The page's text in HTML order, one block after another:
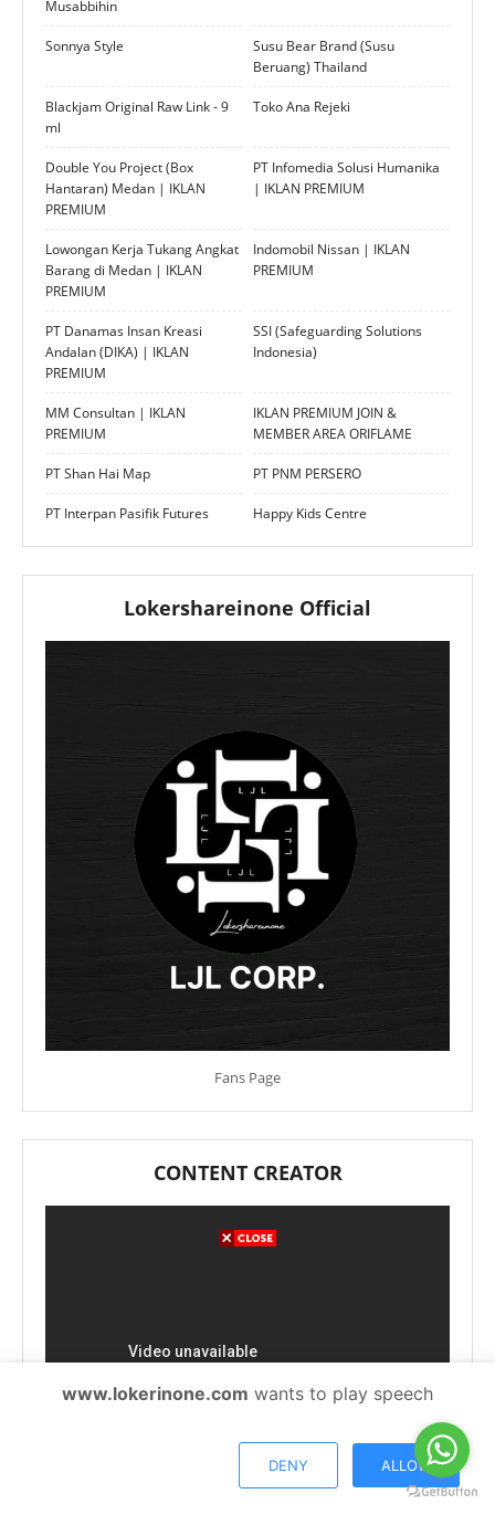
Musabbihin
Sonnya Style
Susu Bear Brand (Susu
Beruang) Thailand
Blackjam Original Raw Link - 9
ml
Toko Ana Rejeki
Double You Project (Box
Hantaran) Medan | IKLAN
PREMIUM
PT Infomedia Solusi Humanika
| IKLAN PREMIUM
Lowongan Kerja Tukang Angkat
Barang di Medan | IKLAN
PREMIUM
Indomobil Nissan | IKLAN
PREMIUM
PT Danamas Insan Kreasi
Andalan (DIKA) | IKLAN
PREMIUM
SSI (Safeguarding Solutions
Indonesia)
MM Consultan | IKLAN
PREMIUM
IKLAN PREMIUM JOIN &
MEMBER AREA ORIFLAME
PT Shan Hai Map PT PNM PERSERO
PT Interpan Pasifik Futures Happy Kids Centre
Lokershareinone Official
Fans Page
CONTENT CREATOR
www.lokerinone.com wants to play speech
DENY ALLOW